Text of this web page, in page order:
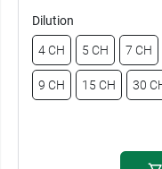
Dilution
4 CH 5 CH 7 CH
9 CH 15 CH 30